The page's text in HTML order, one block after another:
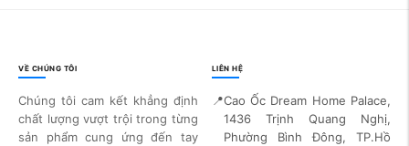
VỀ CHÚNG TÔI
Chúng tôi cam kết khẳng định
chất lượng vượt trội trong từng
sản phẩm cung ứng đến tay
LIÊN HỆ
📍Cao Ốc Dream Home Palace,
1436 Trịnh Quang Nghị,
Phường Bình Đông, TP.Hồ